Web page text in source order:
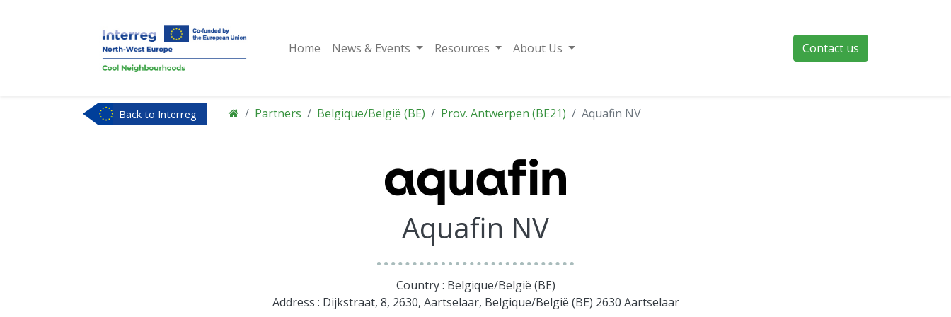
Home News & Events Resources About Us Contact us
Back to Interreg
Partners Belgique/België (BE) Prov. Antwerpen (BE21) Aquafin NV
Aquafin NV
Country : Belgique/België (BE)
Address : Dijkstraat, 8, 2630, Aartselaar, Belgique/België (BE) 2630 Aartselaar